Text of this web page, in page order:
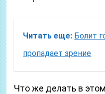
Читать еще: Болит
пропадает зрение
Что же делать в